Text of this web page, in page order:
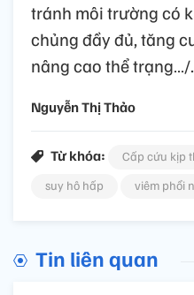
tránh môi trường có
chủng đầy đủ, tăng
nâng cao thể trạng…/.
Nguyễn Thị Thảo
Từ khóa: Cấp cứu kịp
suy hô hấp
viêm phổi
Tin liên quan